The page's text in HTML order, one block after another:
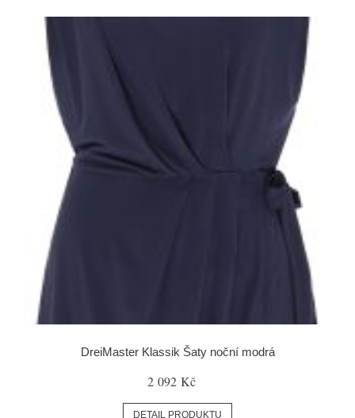
DreiMaster Klassik Šaty noční modrá
2 092 Kč
DETAIL PRODUKTU